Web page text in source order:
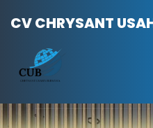
CV CHRYSANT